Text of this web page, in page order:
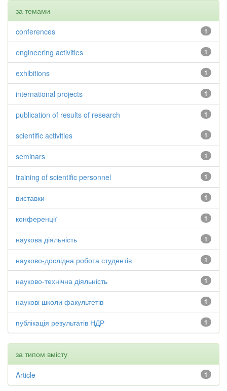
за темами
1
conferences
1
engineering activities
1
exhibitions
1
international projects
1
publication of results of research
1
scientific activities
1
seminars
1
training of scientific personnel
1
виставки
1
конференції
1
наукова діяльність
1
науково-дослідна робота студентів
1
науково-технічна діяльність
1
наукові школи факультетів
1
публікація результатів НДР
за типом вмісту
1
Article